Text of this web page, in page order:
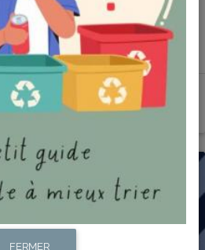
FERMER
2026 : conseil